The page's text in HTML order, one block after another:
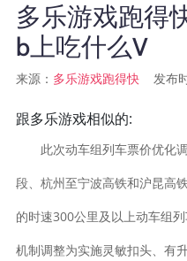
多乐游戏跑得
b上吃什么V
来源： 多乐游戏跑得快发布时
跟多乐游戏相似的:
此次动车组列车票价优化调
段、杭州至宁波高铁和沪昆高
的时速300公里及以上动车组
机制调整为实施灵敏扣头、有